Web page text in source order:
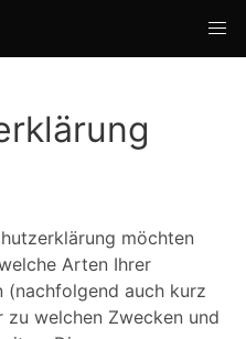
möchten
Arten Ihrer
(nachfolgend auch kurz
zu welchen Zwecken und